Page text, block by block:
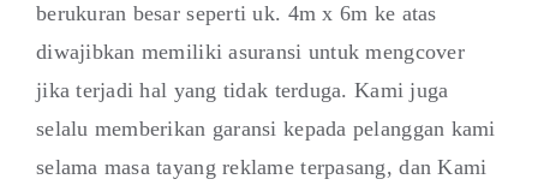
berukuran besar seperti uk. 4m x 6m ke atas
diwajibkan memiliki asuransi untuk mengcover
jika terjadi hal yang tidak terduga. Kami juga
selalu memberikan garansi kepada pelanggan kami
selama masa tayang reklame terpasang, dan Kami